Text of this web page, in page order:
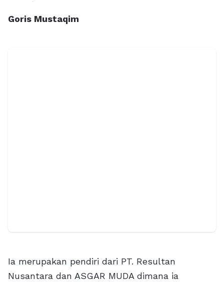
Goris Mustaqim
Ia merupakan pendiri dari PT. Resultan
Nusantara dan ASGAR MUDA dimana ia